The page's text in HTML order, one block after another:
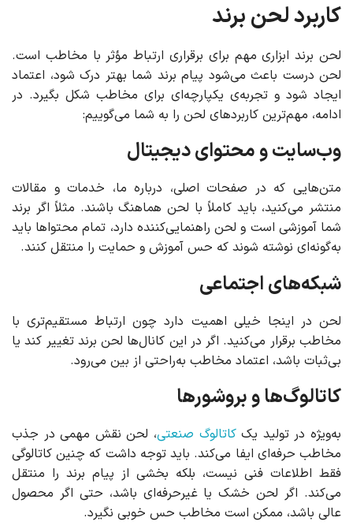
کاربرد لحن برند
لحن برند ابزاری مهم برای برقراری ارتباط مؤثر با مخاطب است.
لحن درست باعث می‌شود پیام برند شما بهتر درک شود، اعتماد
ایجاد شود و تجربه‌ی یکپارچه‌ای برای مخاطب شکل بگیرد. در
ادامه، مهم‌ترین کاربردهای لحن را به شما می‌گوییم:
وب‌سایت و محتوای دیجیتال
متن‌هایی که در صفحات اصلی، درباره ما، خدمات و مقالات
منتشر می‌کنید، باید کاملاً با لحن هماهنگ باشند. مثلاً اگر برند
شما آموزشی است و لحن راهنمایی‌کننده دارد، تمام محتواها باید
به‌گونه‌ای نوشته شوند که حس آموزش و حمایت را منتقل کنند.
شبکه‌های اجتماعی
لحن در اینجا خیلی اهمیت دارد چون ارتباط مستقیم‌تری با
مخاطب برقرار می‌کنید. اگر در این کانال‌ها لحن برند تغییر کند یا
بی‌ثبات باشد، اعتماد مخاطب به‌راحتی از بین می‌رود.
کاتالوگ‌ها و بروشورها
به‌ویژه در تولید یککاتالوگ صنعتی، لحن نقش مهمی در جذب
مخاطب حرفه‌ای ایفا می‌کند. باید توجه داشت که چنین کاتالوگی
فقط اطلاعات فنی نیست، بلکه بخشی از پیام برند را منتقل
می‌کند. اگر لحن خشک یا غیرحرفه‌ای باشد، حتی اگر محصول
عالی باشد، ممکن است مخاطب حس خوبی نگیرد.